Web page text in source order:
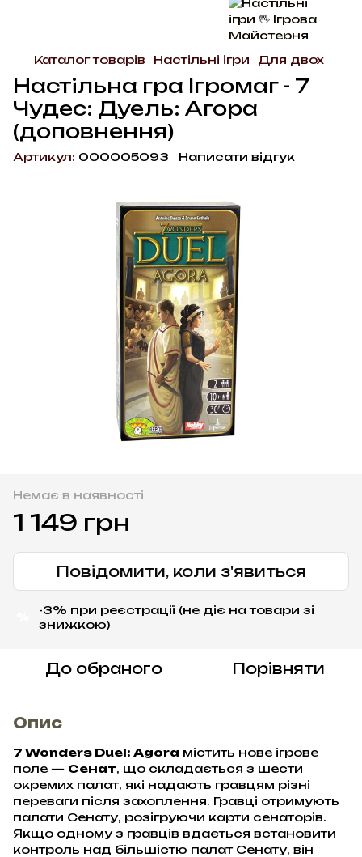
Каталог товарів Настільні ігри Для двох
Настільна гра Ігромаг - 7
Чудес: Дуель: Агора
(доповнення)
Артикул: 000005093 Написати відгук
Немає в наявності
1 149 грн
Повідомити, коли з'явиться
-3% при реєстрації (не діє на товари зі
знижкою)
До обраного Порівняти
Опис
7 Wonders Duel: Agora містить нове ігрове
поле — Сенат, що складається з шести
окремих палат, які надають гравцям різні
переваги після захоплення. Гравці отримують
палати Сенату, розігруючи карти сенаторів.
Якщо одному з гравців вдається встановити
контроль над більшістю палат Сенату, він